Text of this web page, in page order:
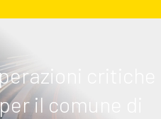
critiche
il comune di